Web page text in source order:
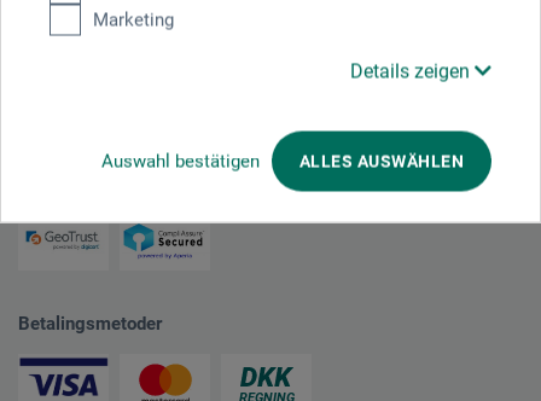
Marketing
Details zeigen
Auswahl bestätigen ALLES AUSWÄHLEN
Betalingsmetoder